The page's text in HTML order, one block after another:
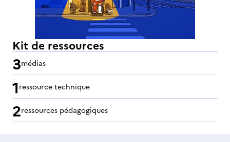
Kit de ressources
3médias
1ressource technique
2ressources pédagogiques